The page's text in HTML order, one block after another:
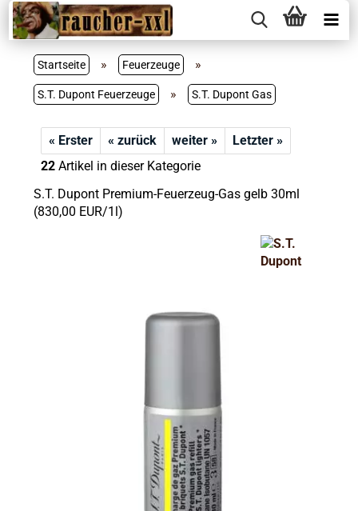
Startseite » Feuerzeuge »
S.T. Dupont Feuerzeuge » S.T. Dupont Gas
« Erster « zurück weiter »
Letzter »
22Artikel in dieser Kategorie
S.T. Dupont Premium-Feuerzeug-Gas gelb 30ml
(830,00 EUR/1l)